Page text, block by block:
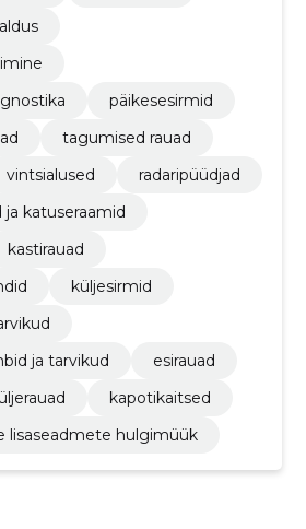
päikesesirmid
tagumised rauad
vintsialused
radaripüüdjad
katuseraamid
kastirauad
küljesirmid
ja tarvikud
esirauad
kapotikaitsed
lisaseadmete hulgimüük